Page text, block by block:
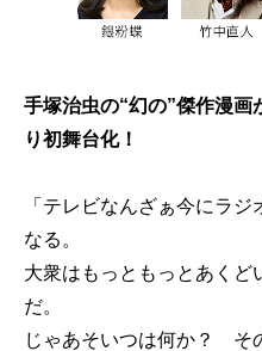
手塚治虫の“幻の”傑作漫画
り初舞台化！
「テレビなんざぁ今にラ
なる。
大衆はもっともっとあくど
だ。
じゃあそいつは何か？ そ